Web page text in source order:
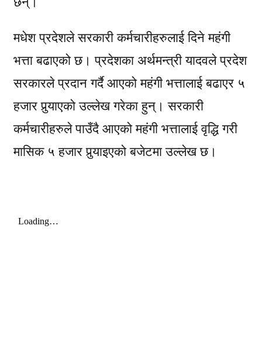
मधेश प्रदेशले सरकारी कर्मचारीहरुलाई दिने महंगी
भत्ता बढाएको छ। प्रदेशका अर्थमन्त्री यादवले प्रदेश
सरकारले प्रदान गर्दै आएको महंगी भत्तालाई बढाएर ५
हजार पुर्‍याएको उल्लेख गरेका हुन्। सरकारी
कर्मचारीहरुले पाउँदै आएको महंगी भत्तालाई वृद्धि गरी
मासिक ५ हजार पुर्‍याइएको बजेटमा उल्लेख छ।